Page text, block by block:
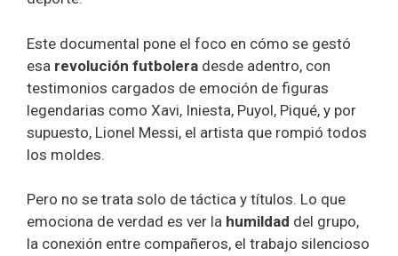
Este documental pone el foco en cómo se gestó
esa revolución futbolera desde adentro, con
testimonios cargados de emoción de figuras
legendarias como Xavi, Iniesta, Puyol, Piqué, y por
supuesto, Lionel Messi, el artista que rompió todos
los moldes.
Pero no se trata solo de táctica y títulos. Lo que
emociona de verdad es ver la humildad del grupo,
la conexión entre compañeros, el trabajo silencioso